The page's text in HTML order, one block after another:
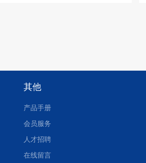
其他
产品手册
会员服务
人才招聘
在线留言